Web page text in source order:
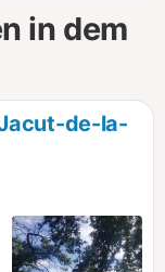
in dem
de-la-